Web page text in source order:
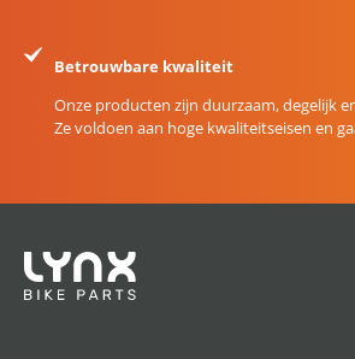
Betrouwbare kwaliteit
Onze producten zijn duurzaam, degelijk
Ze voldoen aan hoge kwaliteitseisen en